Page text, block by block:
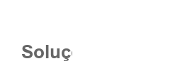
Soluções de alta